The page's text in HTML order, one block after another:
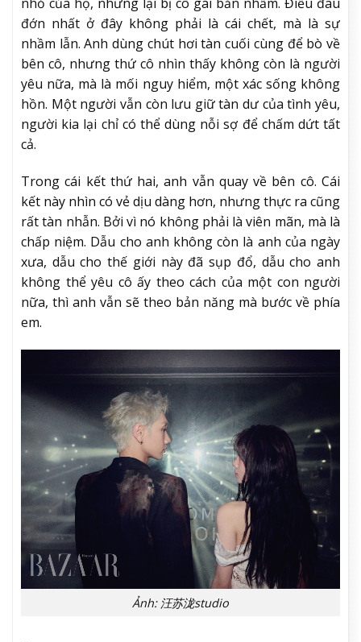
đớn nhất ở đây không phải là cái chết, mà là sự
nhầm lẫn. Anh dùng chút hơi tàn cuối cùng để bò về
bên cô, nhưng thứ cô nhìn thấy không còn là người
yêu nữa, mà là mối nguy hiểm, một xác sống không
hồn. Một người vẫn còn lưu giữ tàn dư của tình yêu,
người kia lại chỉ có thể dùng nỗi sợ để chấm dứt tất
cả.
Trong cái kết thứ hai, anh vẫn quay về bên cô. Cái
kết này nhìn có vẻ dịu dàng hơn, nhưng thực ra cũng
rất tàn nhẫn. Bởi vì nó không phải là viên mãn, mà là
chấp niệm. Dẫu cho anh không còn là anh của ngày
xưa, dẫu cho thế giới này đã sụp đổ, dẫu cho anh
không thể yêu cô ấy theo cách của một con người
nữa, thì anh vẫn sẽ theo bản năng mà bước về phía
em.
Ảnh: 汪苏泷studio